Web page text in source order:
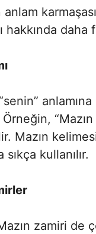
hakkında
Mazın
kullanılır.
zamiri de